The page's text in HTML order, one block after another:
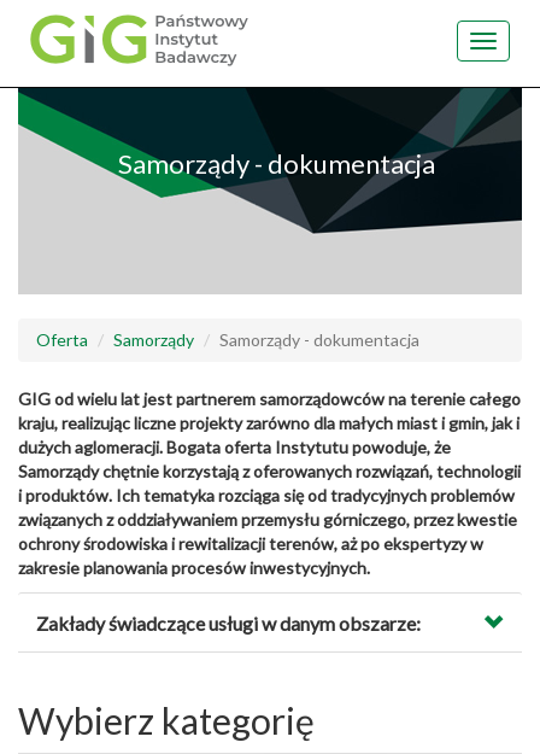
Przejdź
treści
Toggle
Samorządy - dokumentacja
Oferta Samorządy Samorządy - dokumentacja
GIG od wielu lat jest partnerem samorządowców na terenie całego
kraju, realizując liczne projekty zarówno dla małych miast i gmin, jak i
dużych aglomeracji. Bogata oferta Instytutu powoduje, że
Samorządy chętnie korzystają z oferowanych rozwiązań, technologii
i produktów. Ich tematyka rozciąga się od tradycyjnych problemów
związanych z oddziaływaniem przemysłu górniczego, przez kwestie
ochrony środowiska i rewitalizacji terenów, aż po ekspertyzy w
zakresie planowania procesów inwestycyjnych.
Zakłady świadczące usługi w danym obszarze:
Wybierz kategorię